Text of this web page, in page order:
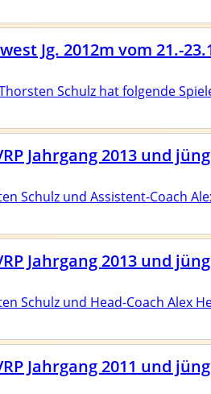
Jg. 2012m vom 21.-
Schulz hat folgende
Jahrgang 2013 und
Schulz und Assistent-Coach
Jahrgang 2013 und
Schulz und Head-Coach Alex
Jahrgang 2011 und